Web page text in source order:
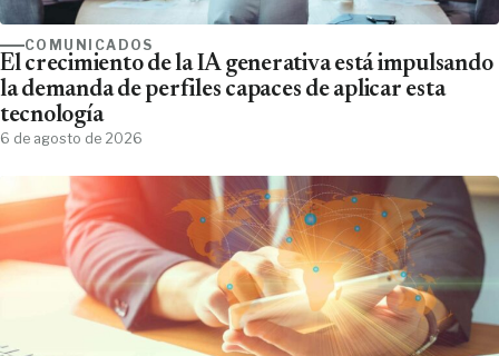
COMUNICADOS
El crecimiento de la IA generativa está impulsando
la demanda de perfiles capaces de aplicar esta
tecnología
6 de agosto de 2026